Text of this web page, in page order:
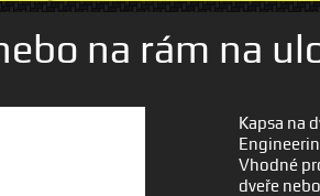
na rám na
Kapsa na
Vhodné
dveře